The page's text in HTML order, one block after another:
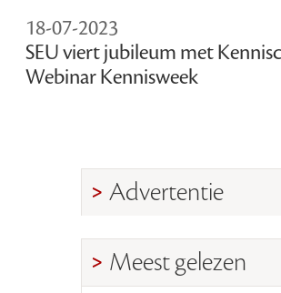
18-07-2023
SEU viert jubileum met
Webinar Kennisweek
Advertentie
Meest gelezen